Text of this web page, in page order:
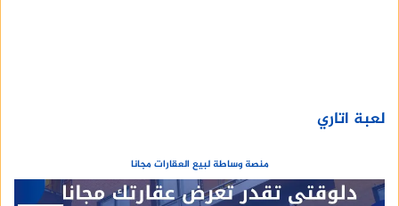
لعبة اتاري
منصة وساطة لبيع العقارات مجانا